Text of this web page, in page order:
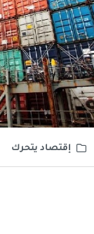
إقتصاد يتحرك